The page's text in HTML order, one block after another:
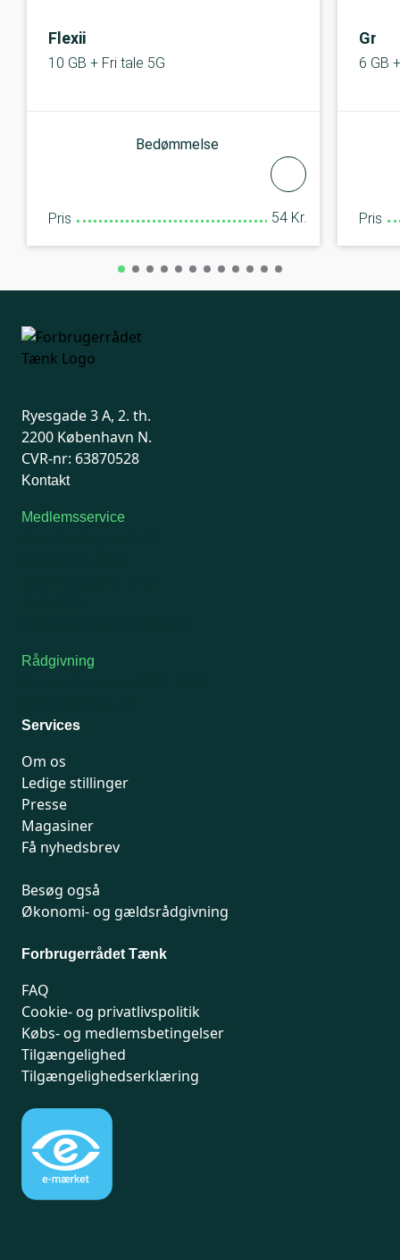
Flexii
10 GB + Fri tale 5G
Bedømmelse
Pris 54 Kr.
6 GB
Pris
Ryesgade 3 A, 2. th.
2200 København N.
CVR-nr: 63870528
Kontakt
Medlemsservice
Rådgivning
Services
Om os
Ledige stillinger
Presse
Magasiner
Få nyhedsbrev
Besøg også
Økonomi- og gældsrådgivning
Forbrugerrådet Tænk
FAQ
Cookie- og privatlivspolitik
Købs- og medlemsbetingelser
Tilgængelighed
Tilgængelighedserklæring